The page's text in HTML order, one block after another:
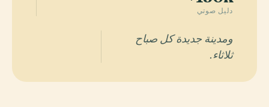
دليل صوتي
ومدينة جديدة كل صباح
ثلاثاء.